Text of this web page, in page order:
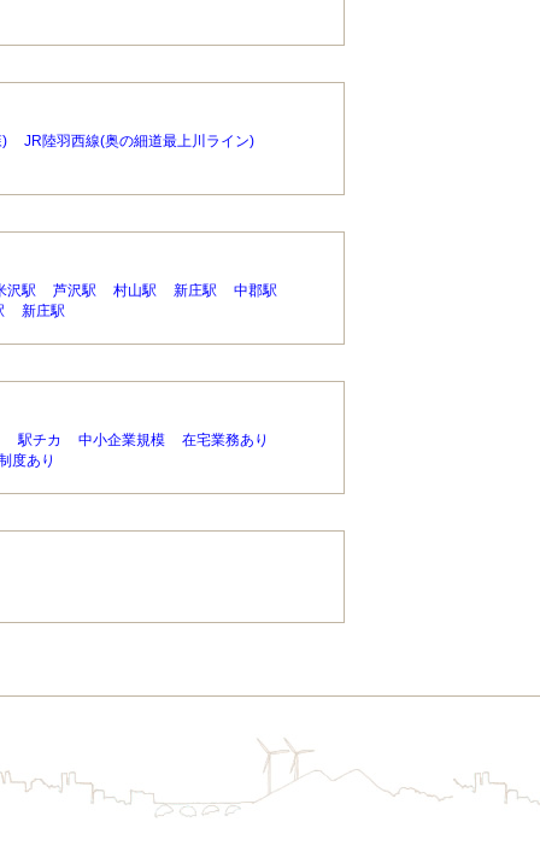
) JR陸羽西線(奥の細道最上川ライン)
沢駅 芦沢駅 村山駅 新庄駅
中郡駅
新庄駅
駅チカ 中小企業規模
在宅業務あり
度あり